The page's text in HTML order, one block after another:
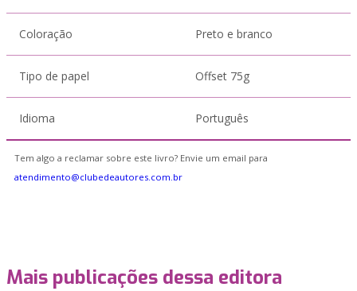
Coloração Preto e branco
Tipo de papel Offset 75g
Idioma Português
Tem algo a reclamar sobre este livro? Envie um email para
atendimento@clubedeautores.com.br
Mais publicações dessa editora